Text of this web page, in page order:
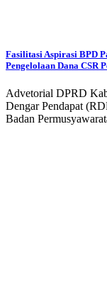
Fasilitasi Aspirasi BPD
Pengelolaan Dana CSR
Advetorial DPRD
Dengar Pendapat
Badan